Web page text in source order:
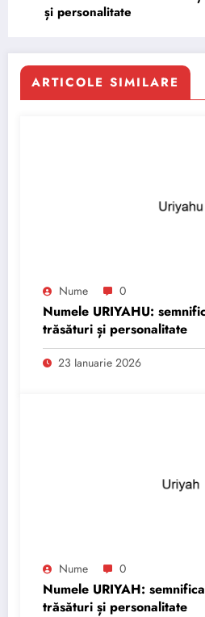
și personalitate
ARTICOLE SIMILARE
Nume 0
Numele URIYAHU:
trăsături și personalitate
23 Ianuarie 2026
Nume 0
Numele URIYAH:
trăsături și personalitate